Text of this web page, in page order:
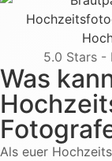
5.0 Stars -
Was
Als euer